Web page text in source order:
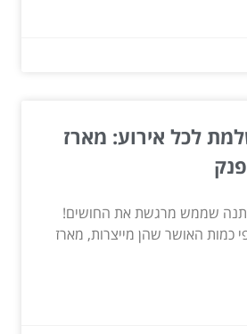
לכל אירוע: מארז
שממש מרגשת את החושים!
כמות האושר שהן מייצרות, מארז